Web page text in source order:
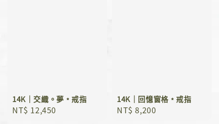
14K｜交織。夢﹡戒指
Regular
NT$ 12,450
14K｜回憶窗格﹡戒指
Regular
NT$ 8,200